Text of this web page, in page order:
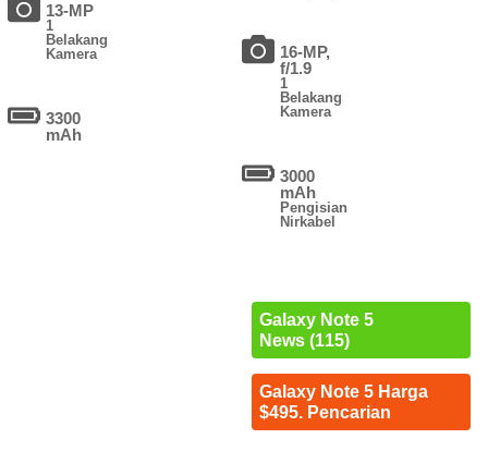
13-MP
1
Belakang
Kamera
3300
mAh
16-MP,
f/1.9
1
Belakang
Kamera
3000
mAh
Pengisian
Nirkabel
Galaxy Note 5
News (115)
Galaxy Note 5 Harga
$495. Pencarian